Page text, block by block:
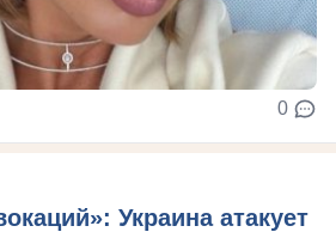
0
Украина атакует